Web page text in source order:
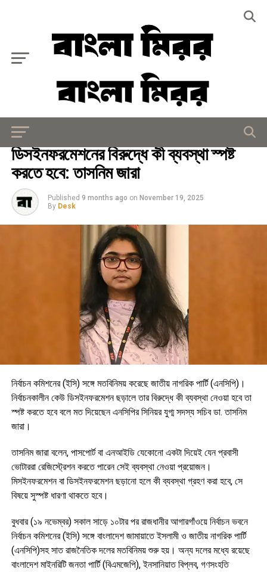
জাতীয়
ডিসইনফরমেশনের বিরুদ্ধে কী ব্যবস্থা স্পষ্ট
করতে হবে: তাসনিম জারা
Published 9 months ago on November 19, 2025
By Desk
নির্বাচন কমিশনের (ইসি) সঙ্গে মতবিনিময় করেছে জাতীয় নাগরিক পার্টি (এনসিপি)।
নির্বাচনকালীন কেউ ডিসইনফরমেশন ছড়ালে তার বিরুদ্ধে কী ব্যবস্থা নেওয়া হবে তা
স্পষ্ট করতে হবে বলে মত দিয়েছেন এনসিপির সিনিয়র যুগ্ম সদস্য সচিব ডা. তাসনিম
জারা।
তাসনিম জারা বলেন, পাসপোর্ট বা এনআইডি যেকোনো একটা দিয়েই যেন প্রবাসী
ভোটাররা রেজিস্ট্রেশন করতে পারেন সেই ব্যবস্থা নেওয়া প্রয়োজন।
মিসইনফরমেশন বা ডিসইনফরমেশন ছড়ানো হলে কী ব্যবস্থা গ্রহণ করা হবে, সে
বিষয়ে সুস্পষ্ট ধারণা থাকতে হবে।
বুধবার (১৯ নভেম্বর) সকাল সাড়ে ১০টার পর রাজধানীর আগারগাঁওয়ে নির্বাচন ভবনে
নির্বাচন কমিশনের (ইসি) সঙ্গে বাংলাদেশ জামায়াতে ইসলামী ও জাতীয় নাগরিক পার্টি
(এনসিপি)সহ সাত রাজনৈতিক দলের মতবিনিময় শুরু হয়। অন্য দলের মধ্যে রয়েছে
বাংলাদেশ মাইনরিটি জনতা পার্টি (বিএমজেপি), ইনসানিয়াত বিপ্লব, গণসংহতি